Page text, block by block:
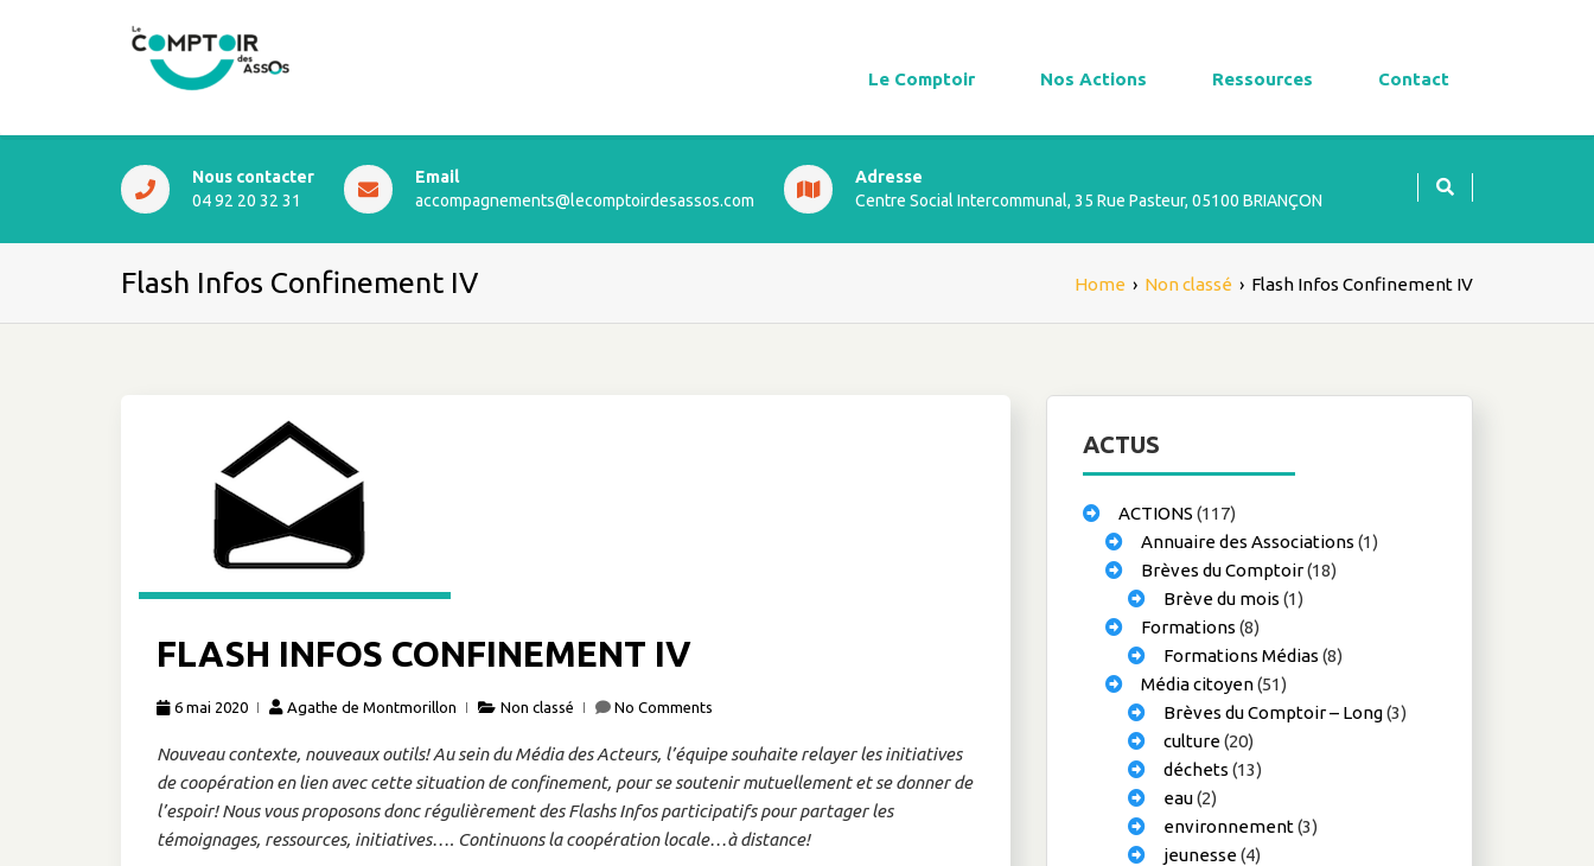
Le Comptoir Nos Actions Ressources Contact
Nous contacter
04 92 20 32 31
Email
accompagnements@lecomptoirdesassos.com
Adresse
Centre Social Intercommunal, 35 Rue Pasteur, 05100 BRIANÇON
Flash Infos Confinement IV Home › Non classé › Flash Infos Confinement IV
FLASH INFOS CONFINEMENT IV
6 mai 2020 Agathe de Montmorillon Non classé No Comments
Nouveau contexte, nouveaux outils! Au sein du Média des Acteurs, l’équipe souhaite relayer les initiatives
de coopération en lien avec cette situation de confinement, pour se soutenir mutuellement et se donner de
l’espoir! Nous vous proposons donc régulièrement des Flashs Infos participatifs pour partager les
témoignages, ressources, initiatives…. Continuons la coopération locale…à distance!
ACTUS
ACTIONS (117)
Annuaire des Associations (1)
Brèves du Comptoir(18)
Brève du mois (1)
Formations (8)
Formations Médias (8)
Média citoyen(51)
Brèves du Comptoir – Long(3)
culture(20)
déchets (13)
eau(2)
environnement(3)
jeunesse(4)